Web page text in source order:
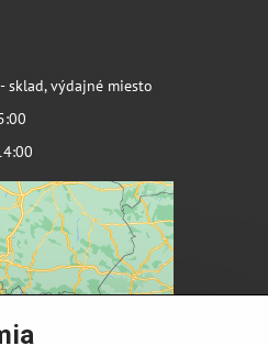
sklad, výdajné miesto